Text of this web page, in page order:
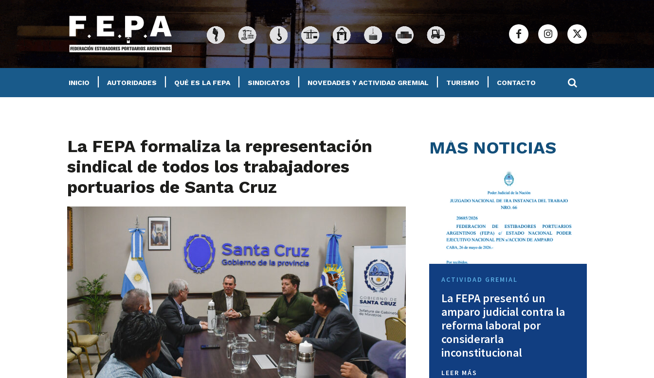
INICIO AUTORIDADES QUÉ ES LA FEPA SINDICATOS NOVEDADES Y ACTIVIDAD GREMIAL TURISMO CONTACTO
La FEPA formaliza la representación
sindical de todos los trabajadores
portuarios de Santa Cruz
MÁS NOTICIAS
ACTIVIDAD GREMIAL
La FEPA presentó un
amparo judicial contra la
reforma laboral por
considerarla
inconstitucional
LEER MÁS